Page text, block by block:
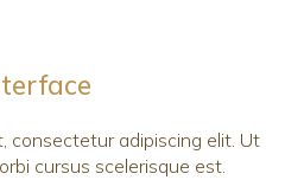
consectetur adipiscing elit. Ut
cursus scelerisque est.